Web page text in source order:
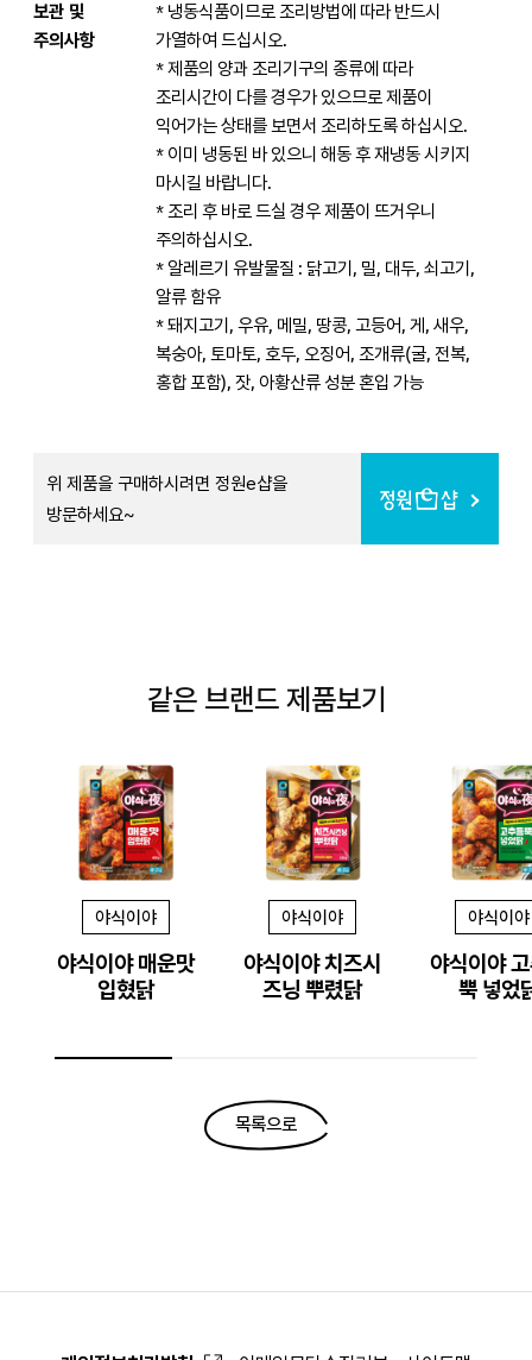
보관 및
주의사항
* 냉동식품이므로 조리방법에 따라 반드시
가열하여 드십시오.
* 제품의 양과 조리기구의 종류에 따라
조리시간이 다를 경우가 있으므로 제품이
익어가는 상태를 보면서 조리하도록 하십시오.
* 이미 냉동된 바 있으니 해동 후 재냉동 시키지
마시길 바랍니다.
* 조리 후 바로 드실 경우 제품이 뜨거우니
주의하십시오.
* 알레르기 유발물질 : 닭고기, 밀, 대두, 쇠고기,
알류 함유
* 돼지고기, 우유, 메밀, 땅콩, 고등어, 게, 새우,
복숭아, 토마토, 호두, 오징어, 조개류(굴, 전복,
홍합 포함), 잣, 아황산류 성분 혼입 가능
위 제품을 구매하시려면 정원e샵을
방문하세요~
같은 브랜드 제품보기
야식이야
야식이야 매운맛
입혔닭
야식이야
야식이야 치즈시
즈닝 뿌렸닭
야식이야
야식이야
뿍 넣었
목록으로